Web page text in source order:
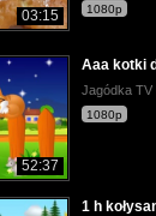
03:15 1080p
52:37
Aaa kotki
Jagódka TV
1080p
1 h